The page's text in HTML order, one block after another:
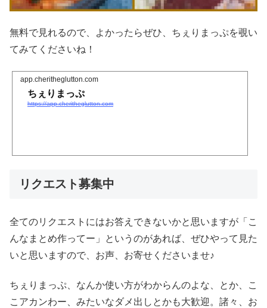
無料で見れるので、よかったらぜひ、ちぇりまっぷを覗い
てみてくださいね！
app.cheritheglutton.com
ちぇりまっぷ
https://app.cheritheglutton.com
リクエスト募集中
全てのリクエストにはお答えできないかと思いますが「こ
んなまとめ作ってー」というのがあれば、ぜひやって見た
いと思いますので、お声、お寄せくださいませ♪
ちぇりまっぷ、なんか使い方がわからんのよな、とか、こ
こアカンわー、みたいなダメ出しとかも大歓迎。諸々、お